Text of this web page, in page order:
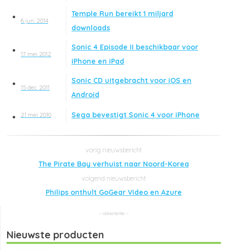
6 jun. 2014
Temple Run bereikt 1 miljard
downloads
17 mei 2012
Sonic 4 Episode II beschikbaar voor
iPhone en iPad
15 dec. 2011
Sonic CD uitgebracht voor iOS en
Android
21 mei 2010 Sega bevestigt Sonic 4 voor iPhone
The Pirate Bay verhuist naar Noord-Korea
Philips onthult GoGear Video en Azure
Nieuwste producten